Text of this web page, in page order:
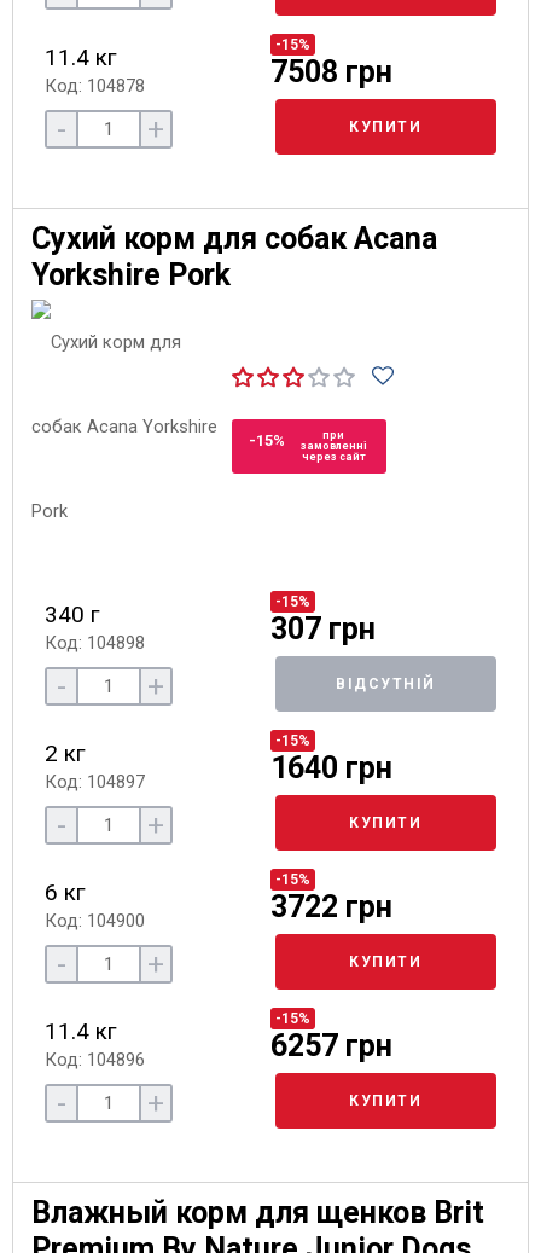
11.4 кг
Код: 104878
-15%
7508 грн
- + КУПИТИ
Сухий корм для собак Acana
Yorkshire Pork
-15%
при
замовленні
через сайт
340 г
Код: 104898
-15%
307 грн
- + ВІДСУТНІЙ
2 кг
Код: 104897
-15%
1640 грн
- + КУПИТИ
6 кг
Код: 104900
-15%
3722 грн
- + КУПИТИ
11.4 кг
Код: 104896
-15%
6257 грн
- + КУПИТИ
Влажный корм для щенков Brit